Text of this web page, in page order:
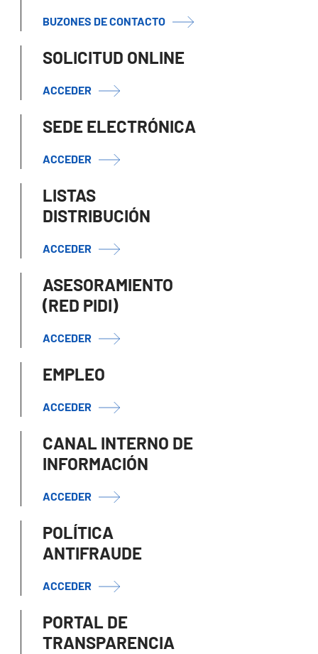
BUZONES DE CONTACTO
SOLICITUD ONLINE
ACCEDER
SEDE ELECTRÓNICA
ACCEDER
LISTAS
DISTRIBUCIÓN
ACCEDER
ASESORAMIENTO
(RED PIDI)
ACCEDER
EMPLEO
ACCEDER
CANAL INTERNO DE
INFORMACIÓN
ACCEDER
POLÍTICA
ANTIFRAUDE
ACCEDER
PORTAL DE
TRANSPARENCIA